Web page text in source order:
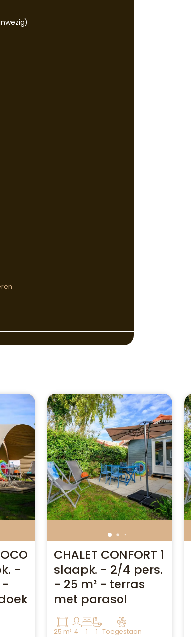
-
-
CHALET CONFORT 1
slaapk. - 2/4 pers.
- 25 m² - terras
met parasol
25 m² 4 1 1 Toegestaan